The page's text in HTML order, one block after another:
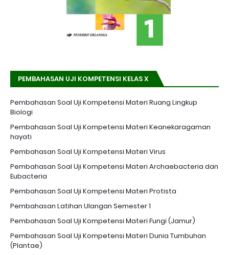
PEMBAHASAN UJI KOMPETENSI KELAS X
Pembahasan Soal Uji Kompetensi Materi Ruang Lingkup
Biologi
Pembahasan Soal Uji Kompetensi Materi Keanekaragaman
hayati
Pembahasan Soal Uji Kompetensi Materi Virus
Pembahasan Soal Uji Kompetensi Materi Archaebacteria dan
Eubacteria
Pembahasan Soal Uji Kompetensi Materi Protista
Pembahasan Latihan Ulangan Semester 1
Pembahasan Soal Uji Kompetensi Materi Fungi (Jamur)
Pembahasan Soal Uji Kompetensi Materi Dunia Tumbuhan
(Plantae)